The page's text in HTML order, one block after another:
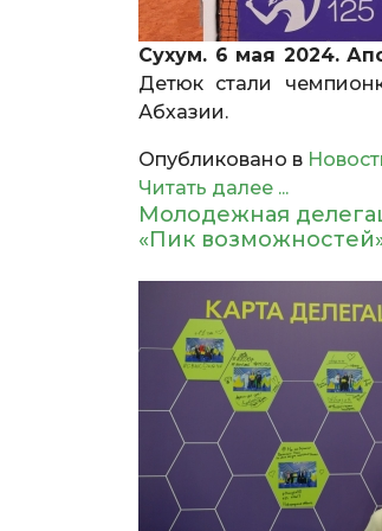
Сухум. 6 мая 2024.
Детюк стали
Абхазии.
Опубликовано в
Читать далее ...
Молодежная
«Пик